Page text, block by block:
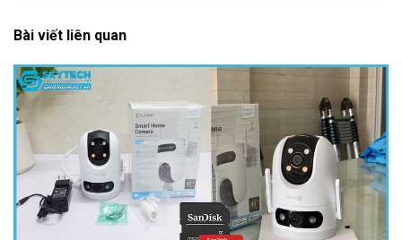
Bài viết liên quan